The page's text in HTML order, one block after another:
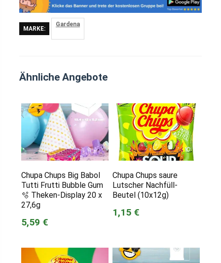
MARKE:
Gardena
Ähnliche Angebote
Chupa Chups Big Babol
Tutti Frutti Bubble Gum
🫧 Theken-Display 20 x
27,6g
5,59 €
Chupa Chups saure
Lutscher Nachfüll-
Beutel (10x12g)
1,15 €